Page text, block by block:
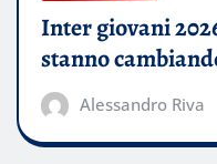
Inter giovani
stanno
Alessandro Riva